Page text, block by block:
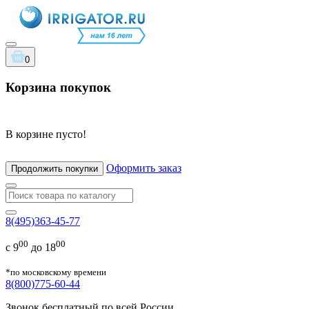
0
Корзина покупок
В корзине пусто!
Продолжить покупки Оформить заказ
8(495)363-45-77
с 900 до 1800
*по московскому времени
8(800)775-60-44